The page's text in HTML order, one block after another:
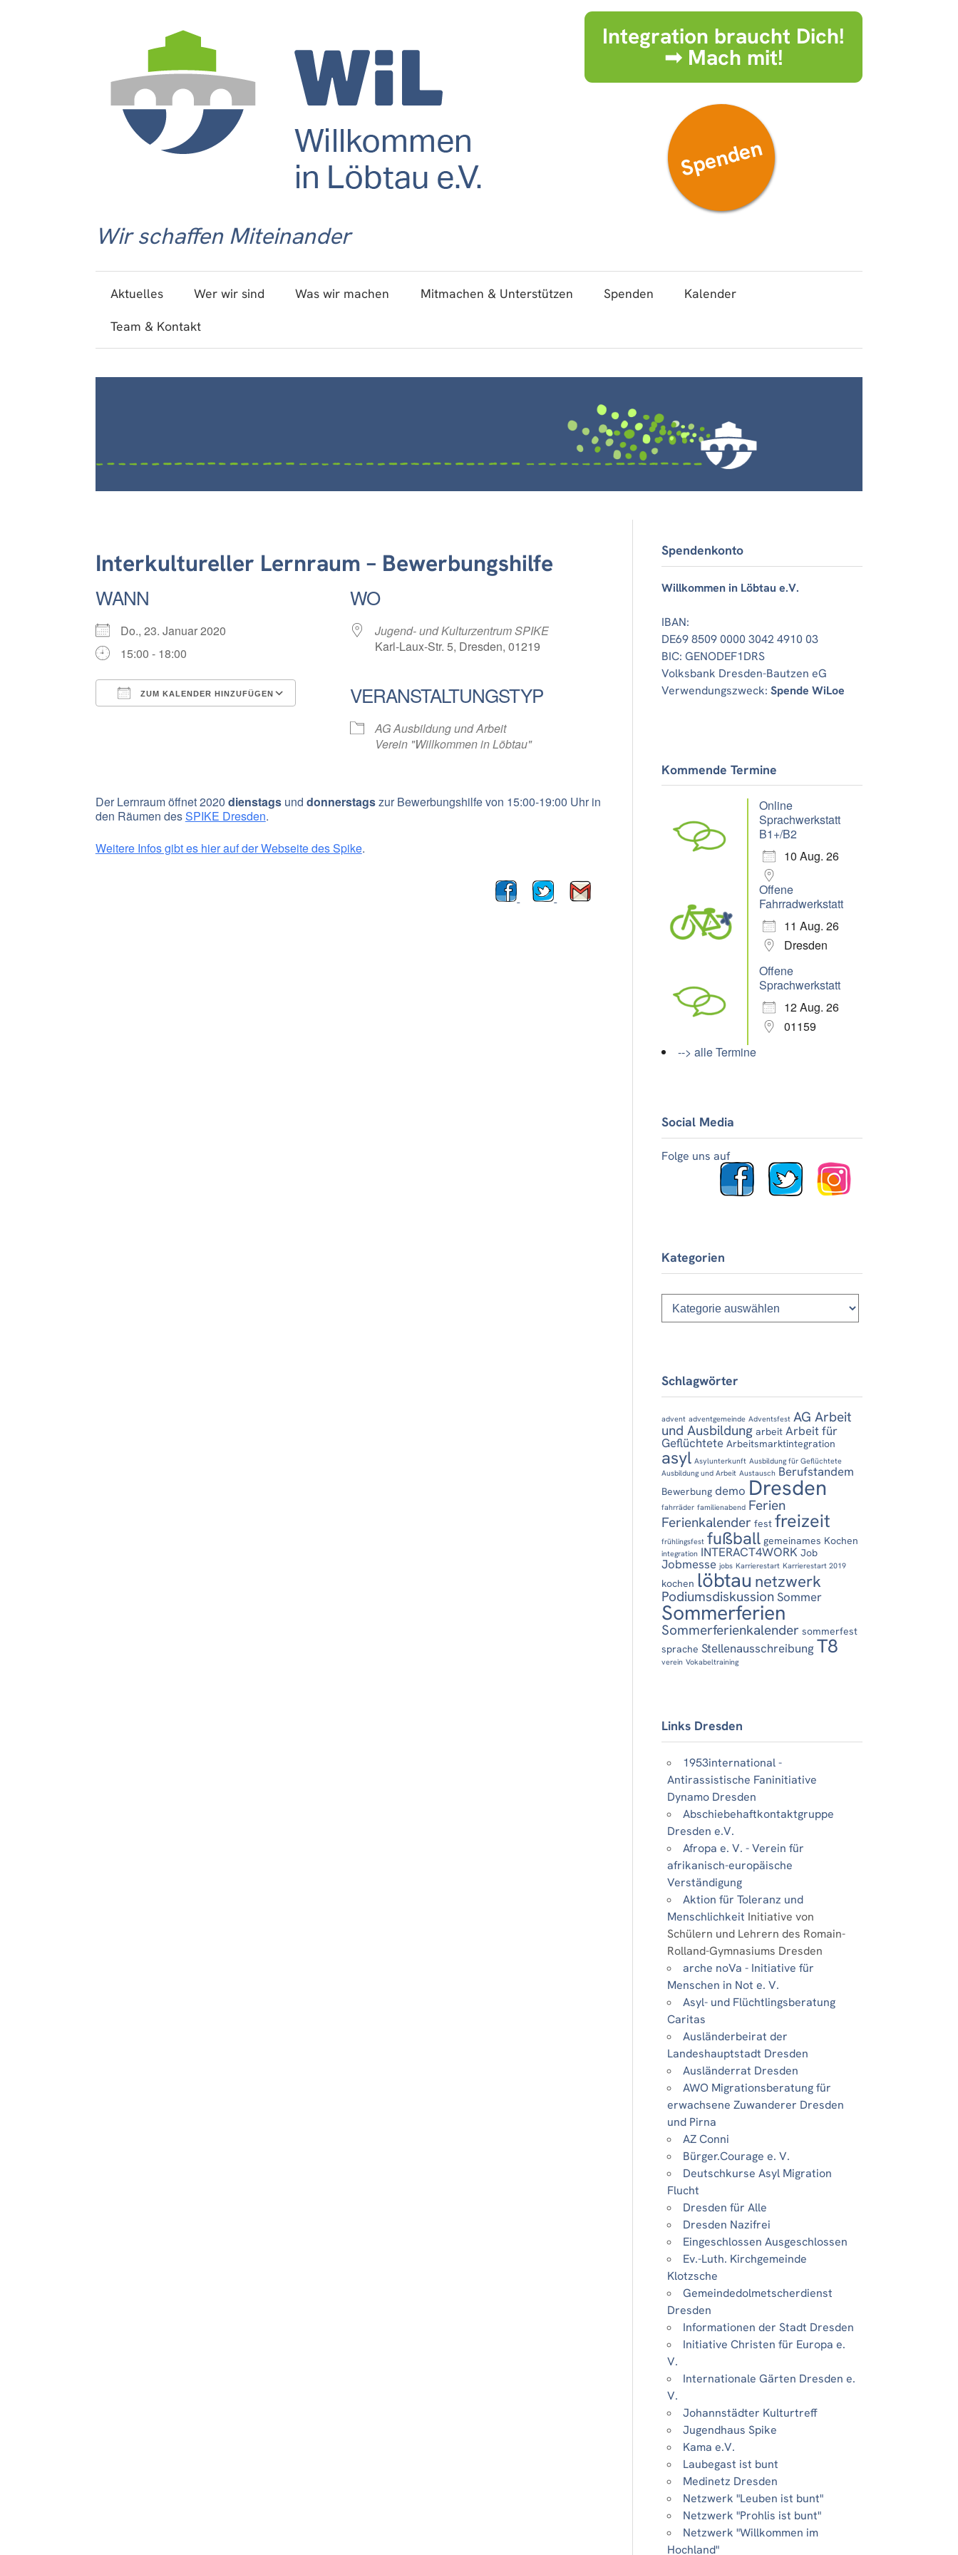
Wir schaffen Miteinander
Integration braucht Dich!
➟ Mach mit!
Spenden
Aktuelles Wer wir sind Was wir machen Mitmachen & Unterstützen Spenden
Kalender
Team & Kontakt
Interkultureller Lernraum – Bewerbungshilfe
WANN
Do., 23. Januar 2020
15:00 - 18:00
ZUM KALENDER HINZUFÜGEN
Google Kalender
WO
Jugend- und Kulturzentrum SPIKE
Karl-Laux-Str. 5, Dresden, 01219
VERANSTALTUNGSTYP
AG Ausbildung und Arbeit
Verein "Willkommen in Löbtau"
Der Lernraum öffnet 2020 dienstagsund donnerstagszur Bewerbungshilfe von 15:00-19:00 Uhr in
den Räumen desSPIKE Dresden.
Weitere Infos gibt es hier auf der Webseite des Spike.
Spendenkonto
Willkommen in Löbtau e.V.
IBAN:
DE69 8509 0000 3042 4910 03
BIC: GENODEF1DRS
Volksbank Dresden-Bautzen eG
Verwendungszweck:Spende WiLoe
Kommende Termine
Online
Sprachwerkstatt
B1+/B2
10 Aug. 26
Offene
Fahrradwerkstatt
11 Aug. 26
Dresden
Offene
Sprachwerkstatt
12 Aug. 26
01159
--> alle Termine
Social Media
Folge uns auf
Kategorien
Kategorien
Schlagwörter
advent adventgemeinde Adventsfest AG Arbeit
und Ausbildung arbeit Arbeit für
Geflüchtete Arbeitsmarktintegration
asyl Asylunterkunft Ausbildung für Geflüchtete
Ausbildung und Arbeit Austausch Berufstandem
Bewerbung demo Dresden
fahrräder familienabend Ferien
Ferienkalender fest freizeit
frühlingsfest fußball gemeinames Kochen
integration INTERACT4WORK Job
Jobmesse jobs Karrierestart Karrierestart 2019
kochen löbtau netzwerk
PodiumsdiskussionSommer
Sommerferien
Sommerferienkalender sommerfest
sprache Stellenausschreibung T8
verein Vokabeltraining
Links Dresden
1953international -
Antirassistische Faninitiative
Dynamo Dresden
Abschiebehaftkontaktgruppe
Dresden e.V.
Afropa e. V. - Verein für
afrikanisch-europäische
Verständigung
Aktion für Toleranz und
Menschlichkeit Initiative von
Schülern und Lehrern des Romain-
Rolland-Gymnasiums Dresden
arche noVa - Initiative für
Menschen in Not e. V.
Asyl- und Flüchtlingsberatung
Caritas
Ausländerbeirat der
Landeshauptstadt Dresden
Ausländerrat Dresden
AWO Migrationsberatung für
erwachsene Zuwanderer Dresden
und Pirna
AZ Conni
Bürger.Courage e. V.
Deutschkurse Asyl Migration
Flucht
Dresden für Alle
Dresden Nazifrei
Eingeschlossen Ausgeschlossen
Ev.-Luth. Kirchgemeinde
Klotzsche
Gemeindedolmetscherdienst
Dresden
Informationen der Stadt Dresden
Initiative Christen für Europa e.
V.
Internationale Gärten Dresden e.
V.
Johannstädter Kulturtreff
Jugendhaus Spike
Kama e.V.
Laubegast ist bunt
Medinetz Dresden
Netzwerk "Leuben ist bunt"
Netzwerk "Prohlis ist bunt"
Netzwerk "Willkommen im
Hochland"